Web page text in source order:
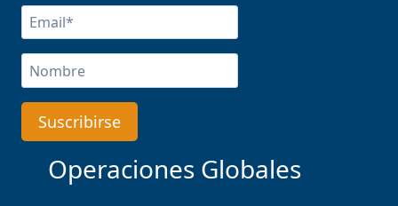
Operaciones Globales